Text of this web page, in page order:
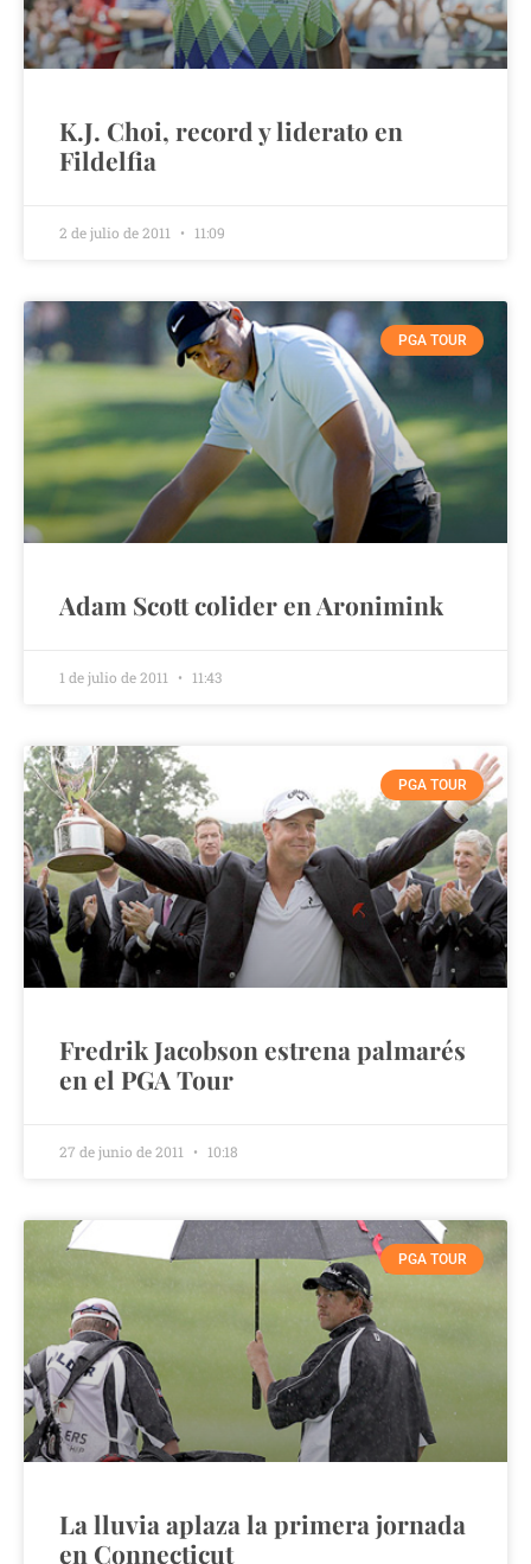
K.J. Choi, record y liderato en
Fildelfia
2 de julio de 2011 11:09
PGA TOUR
Adam Scott colider en Aronimink
1 de julio de 2011 11:43
PGA TOUR
Fredrik Jacobson estrena palmarés
en el PGA Tour
27 de junio de 2011 10:18
PGA TOUR
La lluvia aplaza la primera jornada
en Connecticut